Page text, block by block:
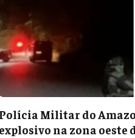
Militar do
na zona oeste